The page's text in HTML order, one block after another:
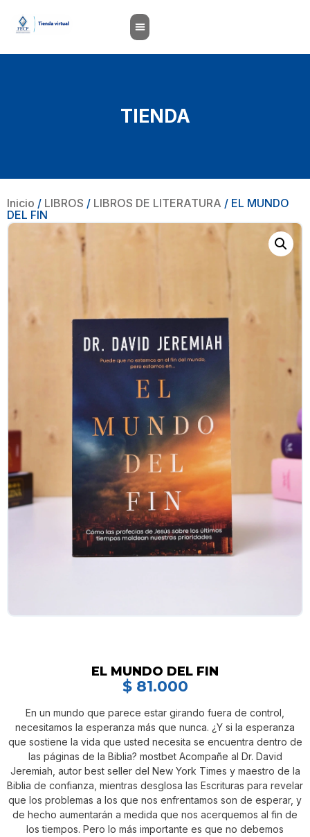
TIENDA
Inicio / LIBROS / LIBROS DE LITERATURA / EL MUNDO
DEL FIN
EL MUNDO DEL FIN
$81.000
En un mundo que parece estar girando fuera de control,
necesitamos la esperanza más que nunca. ¿Y si la esperanza
que sostiene la vida que usted necesita se encuentra dentro de
las páginas de la Biblia? mostbet Acompañe al Dr. David
Jeremiah, autor best seller del New York Times y maestro de la
Biblia de confianza, mientras desglosa las Escrituras para revelar
que los problemas a los que nos enfrentamos son de esperar, y
de hecho aumentarán a medida que nos acerquemos al fin de
los tiempos. Pero lo más importante es que no debemos